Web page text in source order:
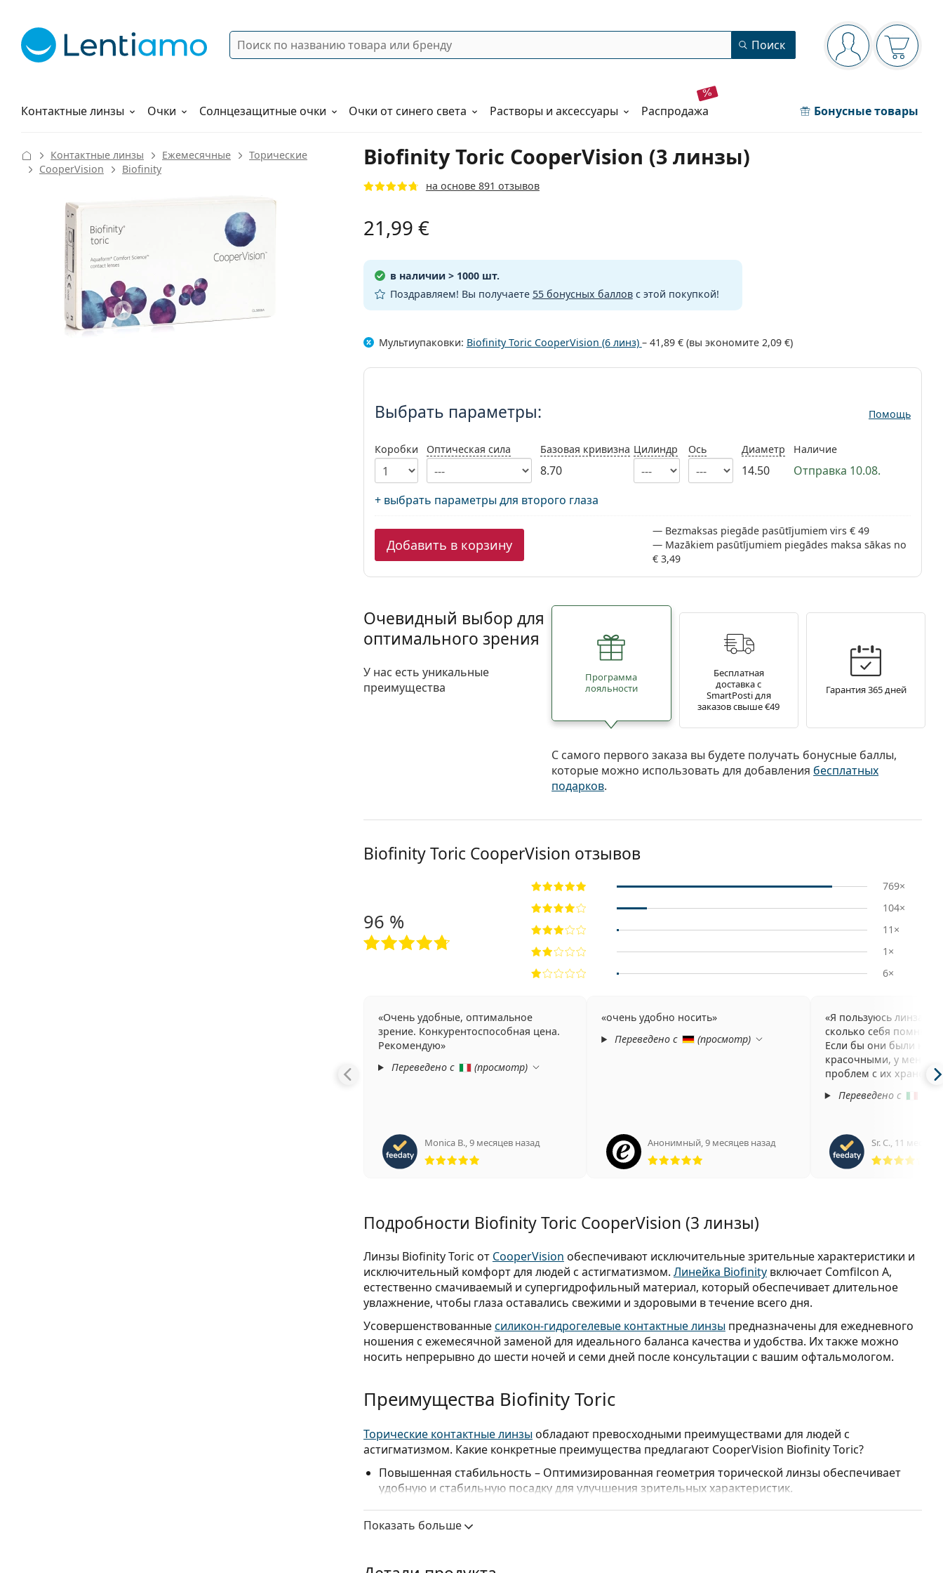
Панель навигации
Вы вошли вВаша
Поиск Поиск
Контактные линзы
Растворы Очки Солнцезащитные очки Очки от синего света Растворы и аксессуары распродажа Бонусные товары
Как заказать
Biofinity Toric CooperVision (3 линзы)
на основе 891 отзывов
Контактные линзы Ежемесячные
Торические
CooperVision
Biofinity
21,99 €
в наличии > 1000 шт.
Поздравляем! Вы получаете 55 бонусных балловс этой покупкой!
Мультиупаковки: Biofinity Toric CooperVision (6 линз) – 41,89 €(вы экономите 2,09 €)
Выбрать параметры:
Выбрать параметры: Помощь
Коробки Оптическая сила Базовая кривизна
8.70
Цилиндр Ось Диаметр
14.50
Наличие
Отправка 10.08.
+ выбрать параметры для второго глаза
Добавить в корзину
Bezmaksas piegāde pasūtījumiem virs € 49
Mazākiem pasūtījumiem piegādes maksa sākas no
€ 3,49
Очевидный выбор для
оптимального зрения
У нас есть уникальные
преимущества
Программа
лояльности
Бесплатная
доставка с
SmartPosti для
заказов свыше €49
Гарантия 365 дней
С самого первого заказа вы будете получать бонусные баллы,
которые можно использовать для добавления бесплатных
подарков.
Biofinity Toric CooperVision отзывов
96 %
769×
104×
11×
1×
6×
Очень удобные, оптимальное
зрение. Конкурентоспособная цена.
Рекомендую
Переведено с
(просмотр)
Monica B.,9 месяцев назад
Рейтинг 5 из 5
очень удобно носить
Переведено с
(просмотр)
Анонимный,9 месяцев назад
Рейтинг 5 из 5
Я пользуюсь линзами
сколько себя помню.
Если бы они были
красочными, у меня
проблем с их
Переведено с
Sr. C., 11
Подробности Biofinity Toric CooperVision (3 линзы)
Линзы Biofinity Toric от CooperVision обеспечивают исключительные зрительные характеристики и
исключительный комфорт для людей с астигматизмом. Линейка Biofinityвключает Comfilcon A,
естественно смачиваемый и супергидрофильный материал, который обеспечивает длительное
увлажнение, чтобы глаза оставались свежими и здоровыми в течение всего дня.
Усовершенствованныесиликон-гидрогелевые контактные линзыпредназначены для ежедневного
ношения с ежемесячной заменой для идеального баланса качества и удобства. Их также можно
носить непрерывно до шести ночей и семи дней после консультации с вашим офтальмологом.
Преимущества Biofinity Toric
Торические контактные линзыобладают превосходными преимуществами для людей с
астигматизмом. Какие конкретные преимущества предлагают CooperVision Biofinity Toric?
Повышенная стабильность – Оптимизированная геометрия торической линзы обеспечивает
удобную и стабильную посадку для улучшения зрительных характеристик.
оптимальный баланс между
оставались увлажненными в течение всего дня.
Показать больше